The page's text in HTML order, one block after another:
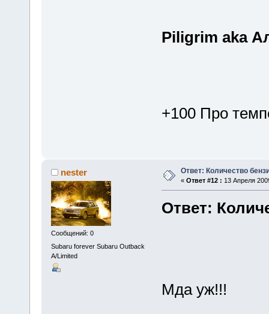
Piligrim aka
+100 Про
nester
Сообщений: 0
Subaru forever Subaru Outback
A/Limited
Ответ: Количество
« Ответ #12 : 13 Апреля
Ответ:
Мда уж!!!